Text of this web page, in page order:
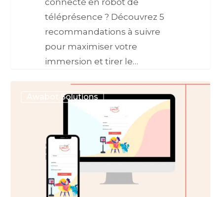
connecté en robot de
téléprésence ? Découvrez 5
recommandations à suivre
pour maximiser votre
immersion et tirer le…
Awabot Solutions